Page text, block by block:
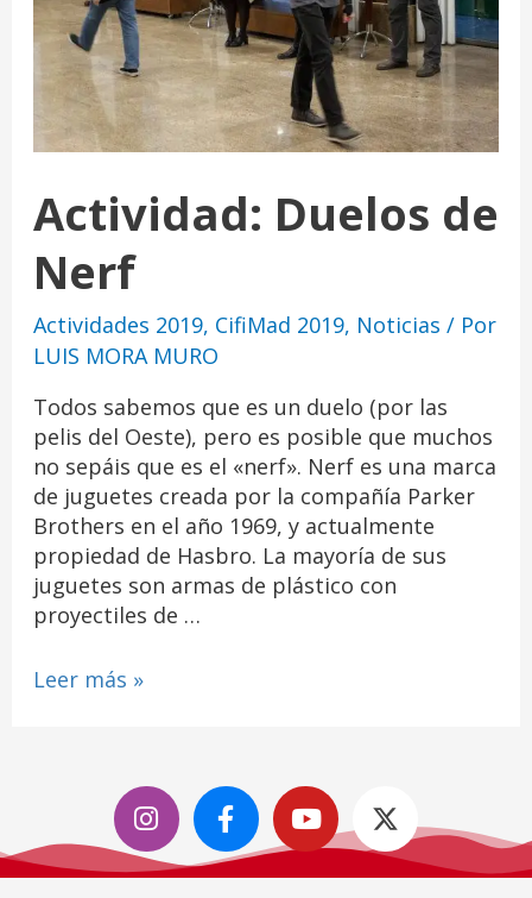
Actividad: Duelos de
Nerf
Actividades 2019, CifiMad 2019, Noticias / Por
LUIS MORA MURO
Todos sabemos que es un duelo (por las
pelis del Oeste), pero es posible que muchos
no sepáis que es el «nerf». Nerf es una marca
de juguetes creada por la compañía Parker
Brothers en el año 1969, y actualmente
propiedad de Hasbro. La mayoría de sus
juguetes son armas de plástico con
proyectiles de …
Leer más »